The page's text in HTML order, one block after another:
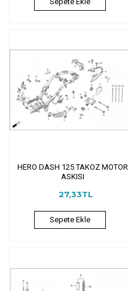
HERO DASH 125 TAKOZ MOTOR
ASKISI
27,33TL
Sepete Ekle